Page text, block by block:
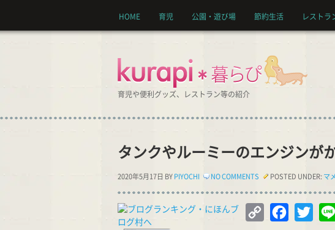
育児や便利グッズ、レストラン等の紹介
HOME 育児 公園・遊び場 節約生活 レストラ
タンクやルーミーのエンジンが
2020年5月17日 BY PIYOCHI NO COMMENTS POSTED UNDER: マ
Copy
Facebook